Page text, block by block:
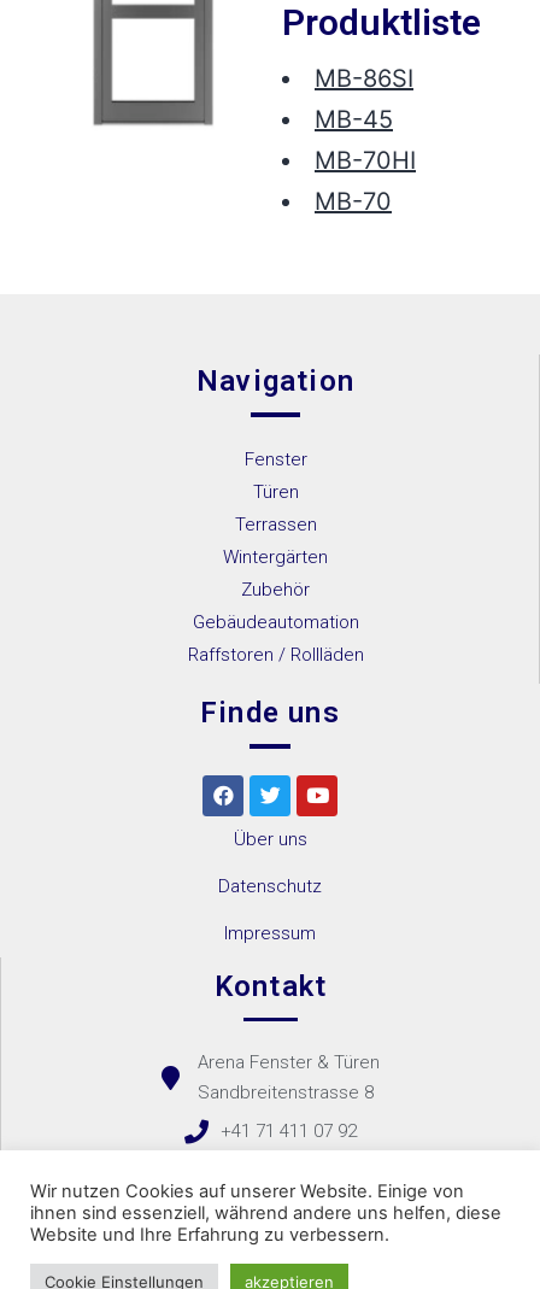
Produktliste
MB-86SI
MB-45
MB-70HI
MB-70
Navigation
Fenster
Türen
Terrassen
Wintergärten
Zubehör
Gebäudeautomation
Raffstoren / Rollläden
Finde uns
Über uns
Datenschutz
Impressum
Kontakt
Arena Fenster & Türen
Sandbreitenstrasse 8
+41 71 411 07 92
Copyright 2021 – Arena Fenster & Türen Bachir
Wir nutzen Cookies auf unserer Website. Einige von
ihnen sind essenziell, während andere uns helfen, diese
Website und Ihre Erfahrung zu verbessern.
Cookie Einstellungen akzeptieren